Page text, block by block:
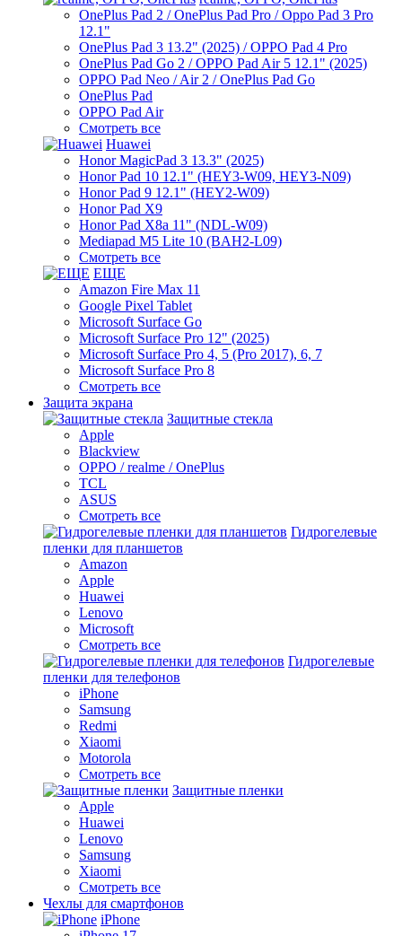
OnePlus Pad 2 / OnePlus Pad Pro / Oppo Pad 3 Pro
12.1"
OnePlus Pad 3 13.2" (2025) / OPPO Pad 4 Pro
OnePlus Pad Go 2 / OPPO Pad Air 5 12.1" (2025)
OPPO Pad Neo / Air 2 / OnePlus Pad Go
OnePlus Pad
OPPO Pad Air
Смотреть все
Huawei
Honor MagicPad 3 13.3" (2025)
Honor Pad 10 12.1" (HEY3-W09, HEY3-N09)
Honor Pad 9 12.1" (HEY2-W09)
Honor Pad X9
Honor Pad X8a 11" (NDL-W09)
Mediapad M5 Lite 10 (BAH2-L09)
Смотреть все
ЕЩЕ
Amazon Fire Max 11
Google Pixel Tablet
Microsoft Surface Go
Microsoft Surface Pro 12" (2025)
Microsoft Surface Pro 4, 5 (Pro 2017), 6, 7
Microsoft Surface Pro 8
Смотреть все
Защита экрана
Защитные стекла
Apple
Blackview
OPPO / realme / OnePlus
TCL
ASUS
Смотреть все
Гидрогелевые
пленки для планшетов
Amazon
Apple
Huawei
Lenovo
Microsoft
Смотреть все
Гидрогелевые
пленки для телефонов
iPhone
Samsung
Redmi
Xiaomi
Motorola
Смотреть все
Защитные пленки
Apple
Huawei
Lenovo
Samsung
Xiaomi
Смотреть все
Чехлы для смартфонов
iPhone